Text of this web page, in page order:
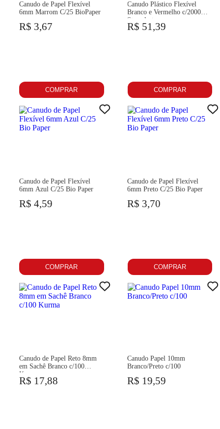
Canudo de Papel Flexível
6mm Marrom C/25 BioPaper
R$ 3,67
COMPRAR
Canudo Plástico Flexível
Branco e Vermelho c/2000
Stawplast
R$ 51,39
COMPRAR
Canudo de Papel Flexível
6mm Azul C/25 Bio Paper
R$ 4,59
COMPRAR
Canudo de Papel Flexível
6mm Preto C/25 Bio Paper
R$ 3,70
COMPRAR
Canudo de Papel Reto 8mm
em Sachê Branco c/100
Kurma
R$ 17,88
Canudo Papel 10mm
Branco/Preto c/100
R$ 19,59